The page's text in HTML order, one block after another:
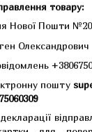
товару:
Нової Пошти №20
Олександрович
пошту